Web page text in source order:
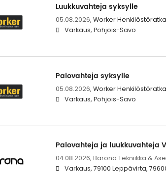
Luukkuvahteja syksylle
05.08.2026, Worker
Varkaus, Pohjois-Savo
Palovahteja syksylle
05.08.2026, Worker
Varkaus, Pohjois-Savo
Palovahteja ja luukkuvahteja
04.08.2026, Barona Tekniikka &
Varkaus, 79100 Leppävirta,